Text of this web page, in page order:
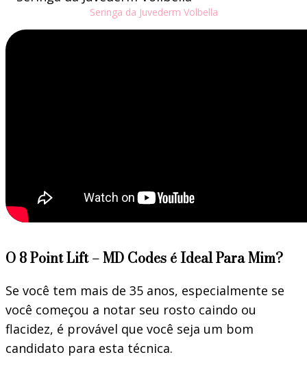
Seringa da Juvederm Volbella
O 8 Point Lift – MD Codes é Ideal Para Mim?
Se você tem mais de 35 anos, especialmente se
você começou a notar seu rosto caindo ou
flacidez, é provável que você seja um bom
candidato para esta técnica.